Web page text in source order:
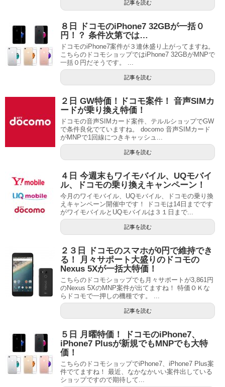
記事を読む
８日 ドコモのiPhone7 32GBが一括０
円！？ 条件次第では…
ドコモのiPhone7案件が３連休盛り上がってますね。
こちらのドコモショップではiPhone7 32GBがMNPで
一括０円だそうです。 ...
記事を読む
２日 GW特価！ドコモ案件！ 音声SIMカ
ードが乗り換え特価！
ドコモの音声SIMカード案件、テルルショップでGW
で条件良化でていますね。 docomo 音声SIMカード
がMNPで1回線につきキャッシュ...
記事を読む
４日 今週末もワイモバイル、UQモバイ
ル、ドコモの乗り換えキャンペーン！
今月のワイモバイル、UQモバイル、ドコモの乗り換
えキャンペーン開催中です！ ドコモは14日までです
がワイモバイルとUQモバイルは３１日まで...
記事を読む
２３日 ドコモのスマホが0円で維持でき
る！ 月々サポート大盛りのドコモの
Nexus 5Xが一括大特価！
こちらのドコモショップでも月々サポートが3,861円
のNexus 5XのMNP案件が出てますね！ 特価ＯＫな
らドコモで一押しの機種です。 ...
記事を読む
５日 月曜特価！ ドコモのiPhone7、
iPhone7 Plusが新規でもMNPでも大特
価！
こちらのドコモショップでiPhone7、iPhone7 Plus案
件でてますね！ 最近、なかなかいい案件出している
ショップですので期待して...